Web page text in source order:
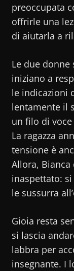
preoccupata
offrirle una
di aiutarla a
Le due
iniziano a
le indicazioni
lentamente il
un filo di voce
La ragazza
tensione è
Allora,
inaspettato:
le sussurra
Gioia resta
si lascia
labbra per
insegnante. I